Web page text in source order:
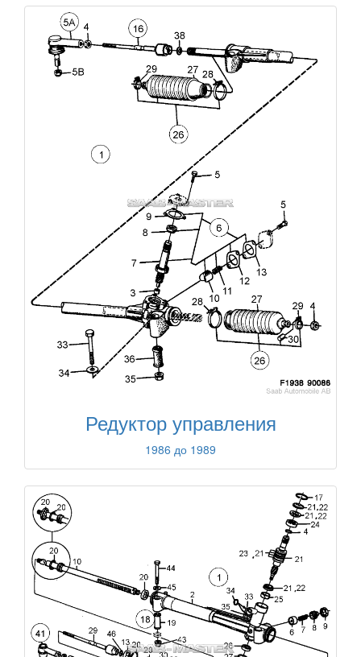
Редуктор управления
1986 до 1989